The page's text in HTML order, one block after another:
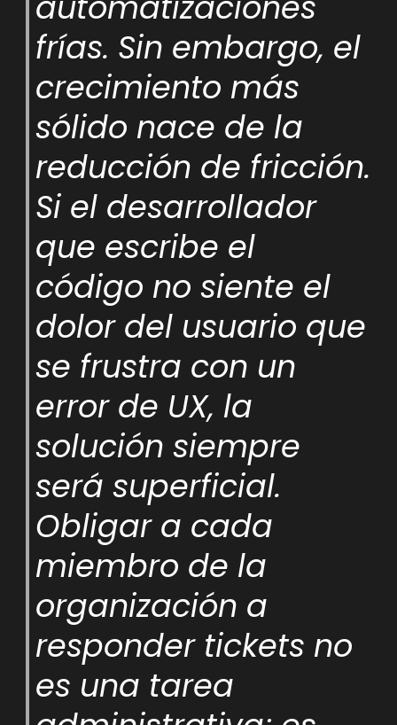
frías. Sin embargo, el
crecimiento más
sólido nace de la
reducción de fricción.
Si el desarrollador
que escribe el
código no siente el
dolor del usuario que
se frustra con un
error de UX, la
solución siempre
será superficial.
Obligar a cada
miembro de la
organización a
responder tickets no
es una tarea